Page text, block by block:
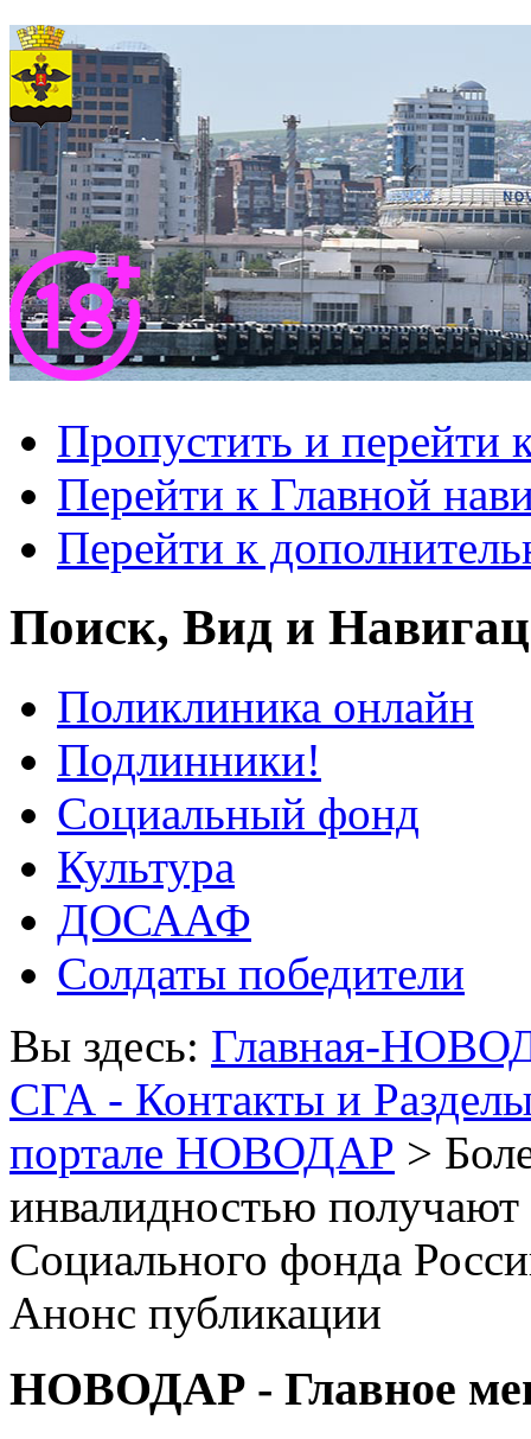
Пропустить и перейти
Перейти к Главной
Перейти к
Поиск, Вид и
Поликлиника онлайн
Подлинники!
Социальный фонд
Культура
ДОСААФ
Солдаты победители
Вы здесь: Главная-
СГА - Контакты и
портале НОВОДАР >
инвалидностью
Социального фонда
Анонс публикации
НОВОДАР - Главное